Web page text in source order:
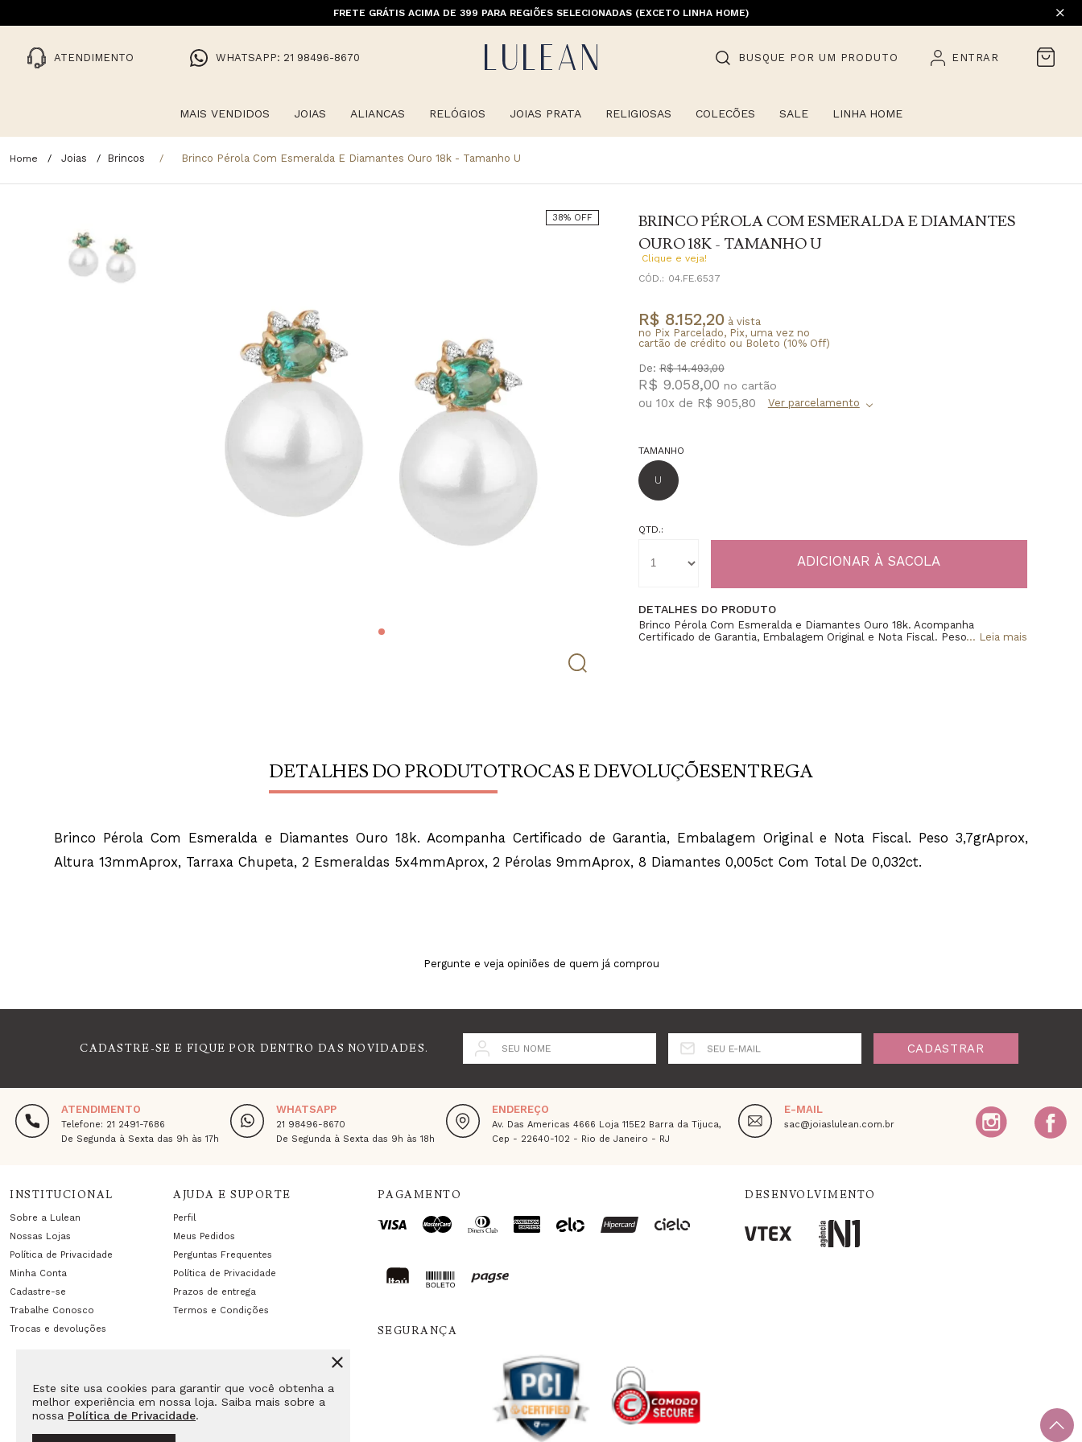
FRETE GRÁTIS ACIMA DE 399 PARA REGIÕES SELECIONADAS (EXCETO LINHA HOME)
ATENDIMENTO WHATSAPP: 21 98496-8670 BUSQUE POR UM PRODUTO ENTRAR
MAIS VENDIDOS JOIAS ALIANCAS RELÓGIOS JOIAS PRATA RELIGIOSAS COLECÕES SALE LINHA HOME
Este site usa cookies para garantir que você obtenha a
melhor experiência em nossa loja. Saiba mais sobre a
nossa Política de Privacidade.
Joias Brincos Brinco Pérola Com Esmeralda E Diamantes Ouro 18k - Tamanho U
38% OFF
BRINCO PÉROLA COM ESMERALDA E DIAMANTES
OURO 18K - TAMANHO U
Clique e veja!
CÓD.: 04.FE.6537
R$ 8.152,20à vista
no Pix Parcelado, Pix, uma vez no
cartão de crédito ou Boleto (10% Off)
De:R$ 14.493,00
R$ 9.058,00
ou 10x de R$ 905,80
TAMANHO
U
QTD.:
DETALHES DO PRODUTO
Brinco Pérola Com Esmeralda e Diamantes Ouro 18k. Acompanha
Certificado de Garantia, Embalagem Original e Nota Fiscal. Peso 3,7grAprox,
... Leia mais
DETALHES DO PRODUTOTROCAS E DEVOLUÇÕESENTREGA
Brinco Pérola Com Esmeralda e Diamantes Ouro 18k. Acompanha Certificado de Garantia, Embalagem Original e Nota Fiscal. Peso 3,7grAprox,
Altura 13mmAprox, Tarraxa Chupeta, 2 Esmeraldas 5x4mmAprox, 2 Pérolas 9mmAprox, 8 Diamantes 0,005ct Com Total De 0,032ct.
Pergunte e veja opiniões de quem já comprou
CADASTRE-SE E FIQUE POR DENTRO DAS NOVIDADES. SEU NOME SEU E-MAIL CADASTRAR
ATENDIMENTO
Telefone: 21 2491-7686
De Segunda à Sexta das 9h às 17h
WHATSAPP
21 98496-8670
De Segunda à Sexta das 9h às 18h
ENDEREÇO
Av. Das Americas 4666 Loja 115E2 Barra da Tijuca,
Cep - 22640-102 - Rio de Janeiro - RJ
E-MAIL
sac@joiaslulean.com.br
INSTITUCIONAL
Sobre a Lulean
Nossas Lojas
Política de Privacidade
Minha Conta
Cadastre-se
Trabalhe Conosco
Trocas e devoluções
AJUDA E SUPORTE
Perfil
Meus Pedidos
Perguntas Frequentes
Política de Privacidade
Prazos de entrega
Termos e Condições
PAGAMENTO
SEGURANÇA
DESENVOLVIMENTO